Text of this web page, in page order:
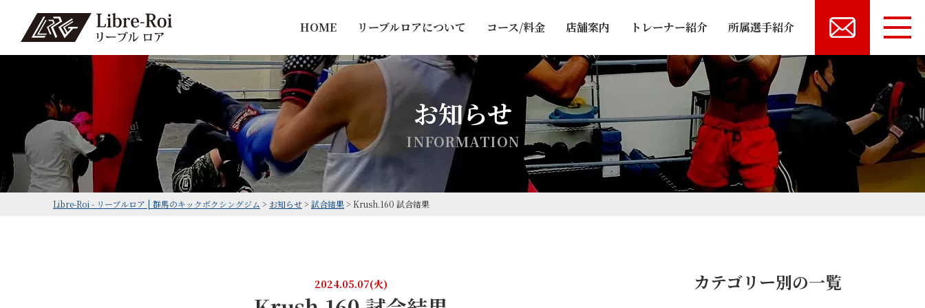
HOME リーブルロアについて コース/料金 店舗案内 トレーナー紹介 所属選手紹介
お知らせ
INFORMATION
Libre-Roi - リーブルロア | 群馬のキックボクシングジム > お知らせ> 試合結果> Krush.160 試合結果
2024.05.07(火) カテゴリー別の一覧